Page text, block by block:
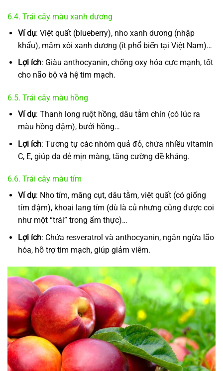
6.4. Trái cây màu xanh dương
Ví dụ: Việt quất (blueberry), nho xanh dương (nhập
khẩu), mâm xôi xanh dương (ít phổ biến tại Việt Nam)…
Lợi ích: Giàu anthocyanin, chống oxy hóa cực mạnh, tốt
cho não bộ và hệ tim mạch.
6.5. Trái cây màu hồng
Ví dụ: Thanh long ruột hồng, dâu tằm chín (có lúc ra
màu hồng đậm), bưởi hồng…
Lợi ích: Tương tự các nhóm quả đỏ, chứa nhiều vitamin
C, E, giúp da dẻ mịn màng, tăng cường đề kháng.
6.6. Trái cây màu tím
Ví dụ: Nho tím, măng cụt, dâu tằm, việt quất (có giống
tím đậm), khoai lang tím (dù là củ nhưng cũng được coi
như một “trái” trong ẩm thực)…
Lợi ích: Chứa resveratrol và anthocyanin, ngăn ngừa lão
hóa, hỗ trợ tim mạch, giúp giảm viêm.